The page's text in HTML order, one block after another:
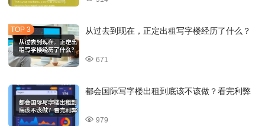
从过去到现在，正定出租写字楼经历了什么？
671
都会国际写字楼出租到底该不该做？看完利弊
979